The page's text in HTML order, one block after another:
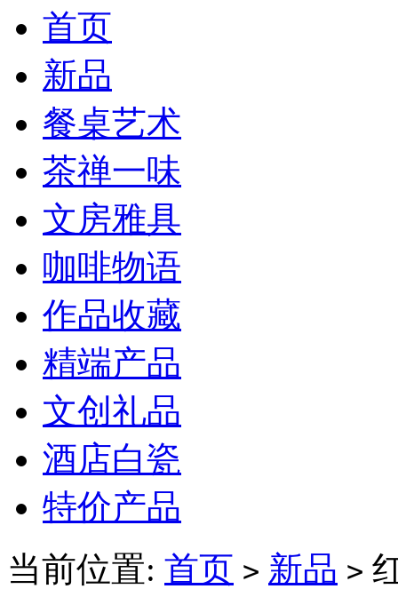
首页
新品
餐桌艺术
茶禅一味
文房雅具
咖啡物语
作品收藏
精端产品
文创礼品
酒店白瓷
特价产品
当前位置: 首页 > 新品 >